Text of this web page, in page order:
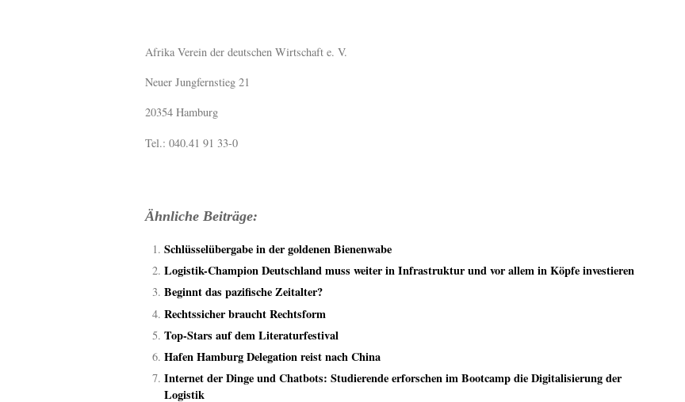
Afrika Verein der deutschen Wirtschaft e. V.
Neuer Jungfernstieg 21
20354 Hamburg
Tel.: 040.41 91 33-0
Ähnliche Beiträge:
Schlüsselübergabe in der goldenen Bienenwabe
Logistik-Champion Deutschland muss weiter in Infrastruktur und vor allem in Köpfe investieren
Beginnt das pazifische Zeitalter?
Rechtssicher braucht Rechtsform
Top-Stars auf dem Literaturfestival
Hafen Hamburg Delegation reist nach China
Internet der Dinge und Chatbots: Studierende erforschen im Bootcamp die Digitalisierung der
Logistik